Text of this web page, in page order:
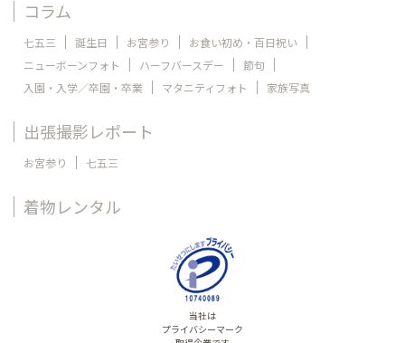
コラム
七五三 誕生日 お宮参り
お食い初め・百日祝い
ニューボーンフォト
ハーフバースデー
節句
入園・入学／卒園・卒業
マタニティフォト 家族写真
出張撮影レポート
お宮参り 七五三
着物レンタル
当社は
プライバシーマーク